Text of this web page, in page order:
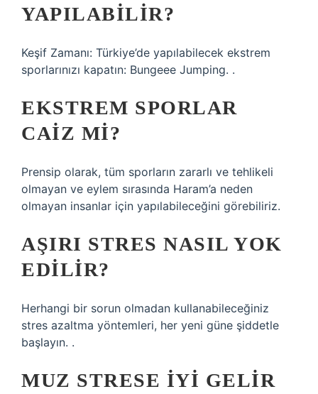
YAPILABILIR?
Keşif Zamanı: Türkiye’de yapılabilecek ekstrem
sporlarınızı kapatın: Bungeee Jumping. .
EKSTREM SPORLAR
CAIZ MI?
Prensip olarak, tüm sporların zararlı ve tehlikeli
olmayan ve eylem sırasında Haram’a neden
olmayan insanlar için yapılabileceğini görebiliriz.
AŞIRI STRES NASIL YOK
EDILIR?
Herhangi bir sorun olmadan kullanabileceğiniz
stres azaltma yöntemleri, her yeni güne şiddetle
başlayın. .
MUZ STRESE IYI GELIR